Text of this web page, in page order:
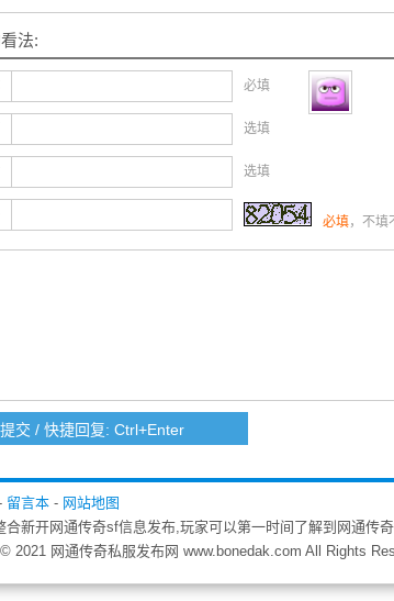
法:
必填
选填
选填
必填，不填
留言本 - 网站地图
合新开网通传奇sf信息发布,玩家可以第一时间了解到网通传
2021 网通传奇私服发布网 www.bonedak.com All Rights